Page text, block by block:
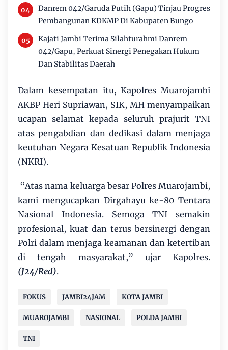
Danrem 042/Garuda Putih (Gapu) Tinjau Progres
Pembangunan KDKMP Di Kabupaten Bungo
Kajati Jambi Terima Silahturahmi Danrem
042/Gapu, Perkuat Sinergi Penegakan Hukum
Dan Stabilitas Daerah
Dalam kesempatan itu, Kapolres Muarojambi
AKBP Heri Supriawan, SIK, MH menyampaikan
ucapan selamat kepada seluruh prajurit TNI
atas pengabdian dan dedikasi dalam menjaga
keutuhan Negara Kesatuan Republik Indonesia
(NKRI).
“Atas nama keluarga besar Polres Muarojambi,
kami mengucapkan Dirgahayu ke-80 Tentara
Nasional Indonesia. Semoga TNI semakin
profesional, kuat dan terus bersinergi dengan
Polri dalam menjaga keamanan dan ketertiban
di tengah masyarakat,” ujar Kapolres.
(J24/Red).
FOKUS JAMBI24JAM KOTA JAMBI
MUAROJAMBI NASIONAL POLDA JAMBI
TNI